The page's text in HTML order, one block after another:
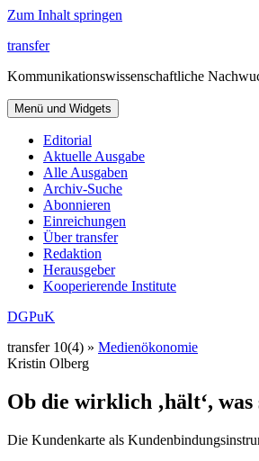
Zum Inhalt springen
transfer
Kommunikationswissenschaftliche
Menü und Widgets
Editorial
Aktuelle Ausgabe
Alle Ausgaben
Archiv-Suche
Abonnieren
Einreichungen
Über transfer
Redaktion
Herausgeber
Kooperierende Institute
DGPuK
transfer 10(4) » Medienökonomie
Kristin Olberg
Ob die wirklich ‚hält‘,
Die Kundenkarte als